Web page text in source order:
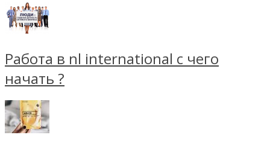
Работа в nl international с чего
начать ?